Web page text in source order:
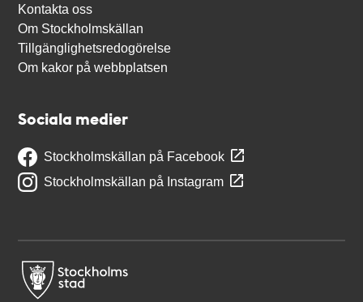
Kontakta oss
Om Stockholmskällan
Tillgänglighetsredogörelse
Om kakor på webbplatsen
Sociala medier
Stockholmskällan på Facebook
Stockholmskällan på Instagram